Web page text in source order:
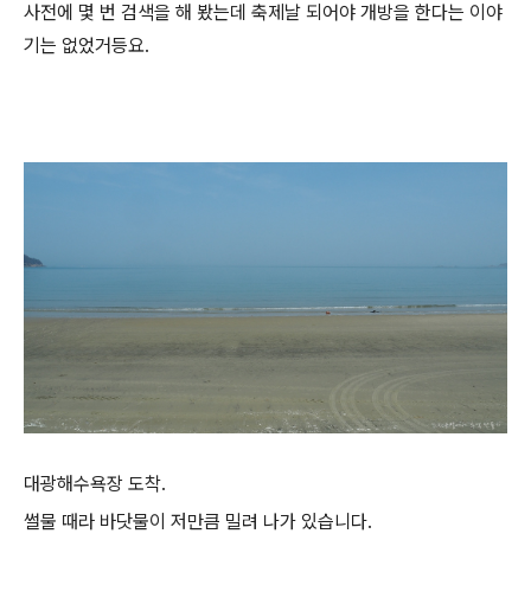
사전에 몇 번 검색을 해 봤는데 축제날 되어야 개방을 한다는 이야
기는 없었거등요.
대광해수욕장 도착.
썰물 때라 바닷물이 저만큼 밀려 나가 있습니다.